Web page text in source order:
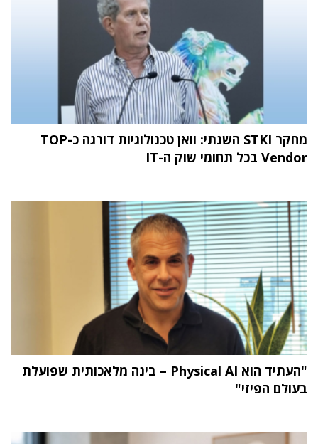
מחקר STKI השנתי: וואן טכנולוגיות דורגה כ-TOP
Vendor בכל תחומי שוק ה-IT
"העתיד הוא Physical AI – בינה מלאכותית שפועלת
בעולם הפיזי"